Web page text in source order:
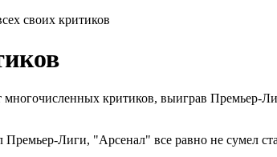
своих критиков
многочисленных критиков, выиграв Премьер-
Лиги, "Арсенал" все равно не сумел